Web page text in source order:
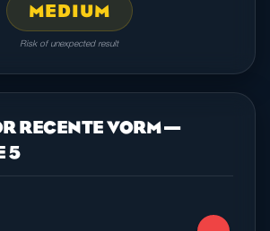
MEDIUM
Risk of unexpected result
RECENTE VORM —
5